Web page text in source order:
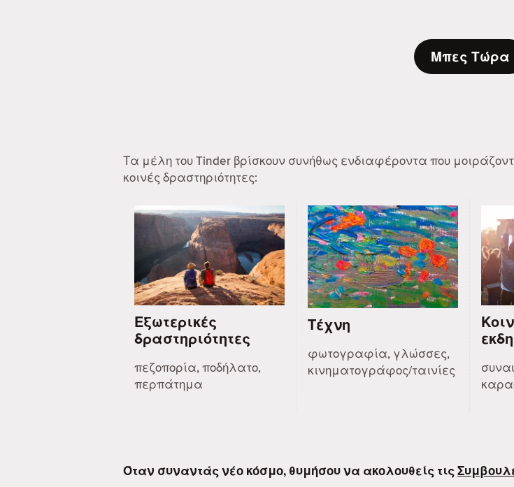
Μπες Τώρα
Τα μέλη του Tinder βρίσκουν συνήθως ενδιαφέροντα που
κοινές δραστηριότητες:
Εξωτερικές
δραστηριότητες
πεζοπορία, ποδήλατο,
περπάτημα
Τέχνη
φωτογραφία, γλώσσες,
κινηματογράφος/ταινίες
Όταν συναντάς νέο κόσμο, θυμήσου να ακολουθείς τις